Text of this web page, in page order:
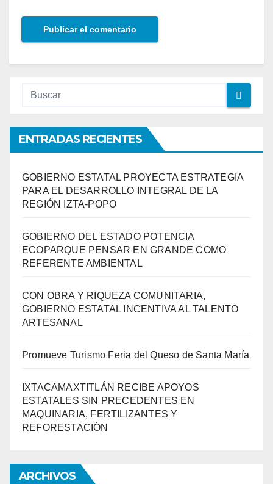
ENTRADAS RECIENTES
GOBIERNO ESTATAL PROYECTA ESTRATEGIA
PARA EL DESARROLLO INTEGRAL DE LA
REGIÓN IZTA-POPO
GOBIERNO DEL ESTADO POTENCIA
ECOPARQUE PENSAR EN GRANDE COMO
REFERENTE AMBIENTAL
CON OBRA Y RIQUEZA COMUNITARIA,
GOBIERNO ESTATAL INCENTIVA AL TALENTO
ARTESANAL
Promueve Turismo Feria del Queso de Santa María
IXTACAMAXTITLÁN RECIBE APOYOS
ESTATALES SIN PRECEDENTES EN
MAQUINARIA, FERTILIZANTES Y
REFORESTACIÓN
ARCHIVOS